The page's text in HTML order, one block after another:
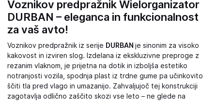
Voznikov predpražnik Wielorganizator
DURBAN – eleganca in funkcionalnost
za vaš avto!
Voznikov predpražnik iz serije DURBAN je sinonim za visoko
kakovost in izviren slog. Izdelana iz ekskluzivne preproge z
rezanim vlaknom, je prijetna na dotik in izboljša estetiko
notranjosti vozila, spodnja plast iz trdne gume pa učinkovito
ščiti tla pred vlago in umazanijo. Zahvaljujoč tej konstrukciji
zagotavlja odlično zaščito skozi vse leto – ne glede na